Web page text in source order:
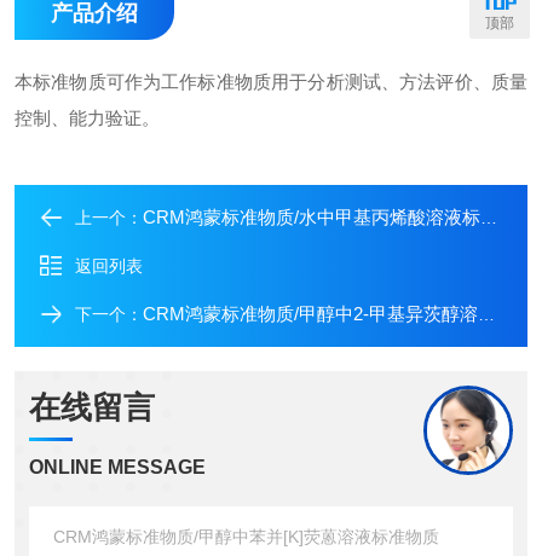
产品介绍
本标准物质可作为工作标准物质用于分析测试、方法评价、质量
控制、能力验证。
上一个： CRM鸿蒙标准物质/水中甲基丙烯酸溶液标准物质
返回列表
下一个： CRM鸿蒙标准物质/甲醇中2-甲基异茨醇溶液标准物质
在线留言
ONLINE MESSAGE
顶部